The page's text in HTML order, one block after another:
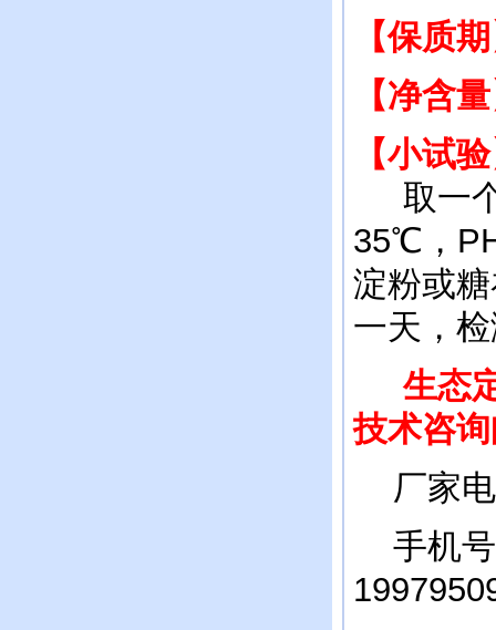
【保质
【净含
【小试
取一个
35℃，
淀粉或
一天，
生态定
技术咨
厂家
手机号